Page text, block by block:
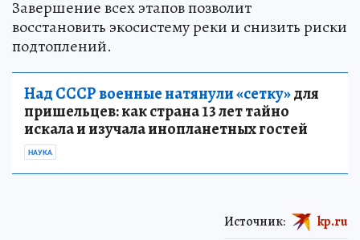
Завершение всех этапов позволит
восстановить экосистему реки и снизить риски
подтоплений.
Над СССР военные натянули «сетку»для
пришельцев: как страна 13 лет тайно
искала и изучала инопланетных гостей
НАУКА
Источник: kp.ru